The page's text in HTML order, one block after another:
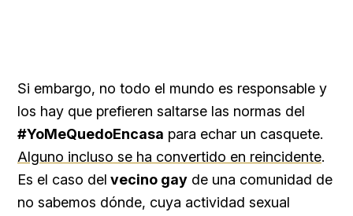
Si embargo, no todo el mundo es responsable y
los hay que prefieren saltarse las normas del
#YoMeQuedoEncasa para echar un casquete.
Alguno incluso se ha convertido en reincidente.
Es el caso del vecino gay de una comunidad de
no sabemos dónde, cuya actividad sexual